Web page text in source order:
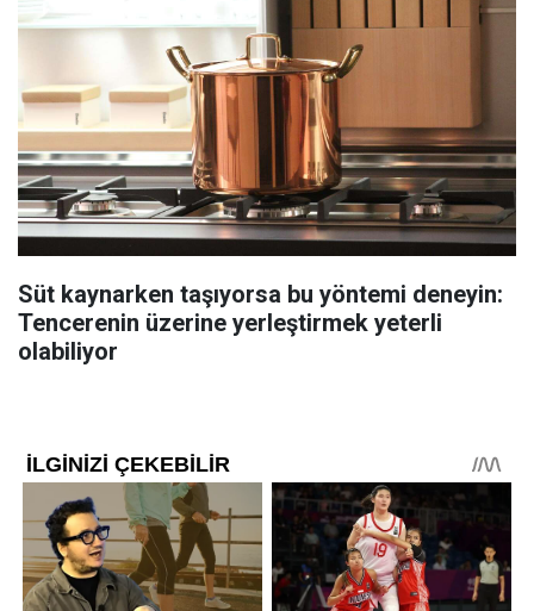
Süt kaynarken taşıyorsa bu yöntemi deneyin:
Tencerenin üzerine yerleştirmek yeterli
olabiliyor